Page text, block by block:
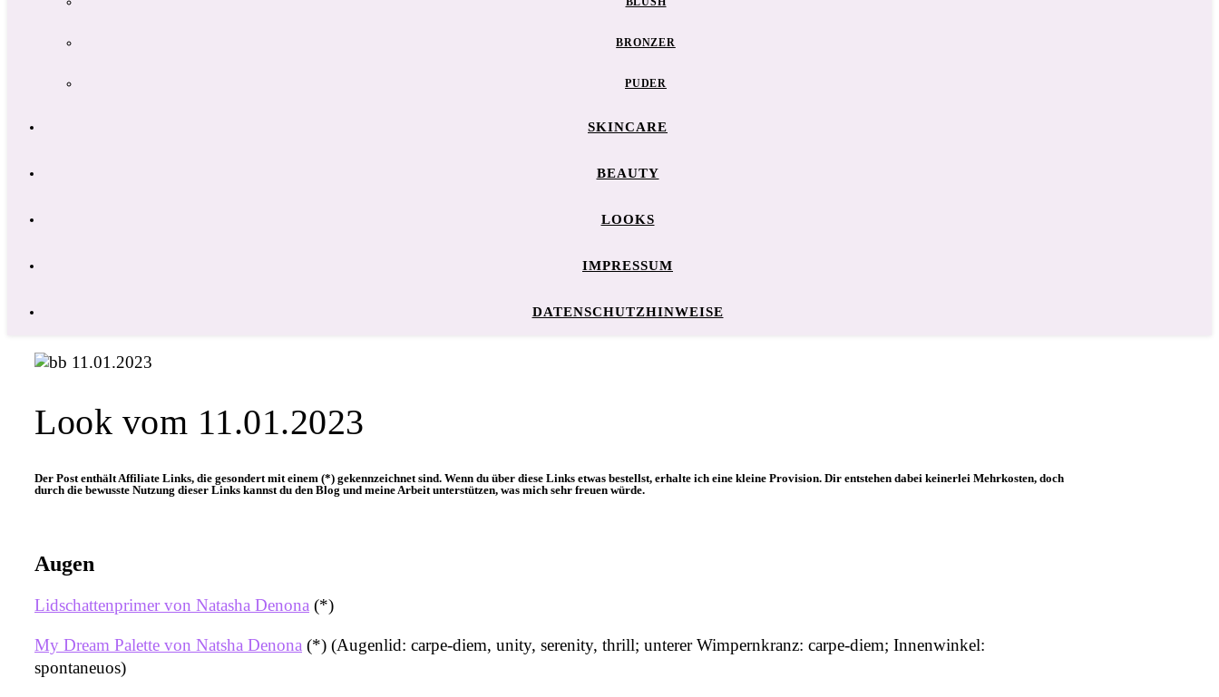
BRONZER
PUDER
SKINCARE
BEAUTY
LOOKS
IMPRESSUM
DATENSCHUTZHINWEISE
Look vom 11.01.2023
Der Post enthält Affiliate Links, die gesondert mit einem (*) gekennzeichnet sind. Wenn du über diese Links etwas bestellst, erhalte ich eine kleine Provision. Dir entstehen dabei keinerlei Mehrkosten, doch
durch die bewusste Nutzung dieser Links kannst du den Blog und meine Arbeit unterstützen, was mich sehr freuen würde.
Augen
Lidschattenprimer von Natasha Denona (*)
My Dream Palette von Natsha Denona (*) (Augenlid: carpe-diem, unity, serenity, thrill; unterer Wimpernkranz: carpe-diem; Innenwinkel:
spontaneuos)